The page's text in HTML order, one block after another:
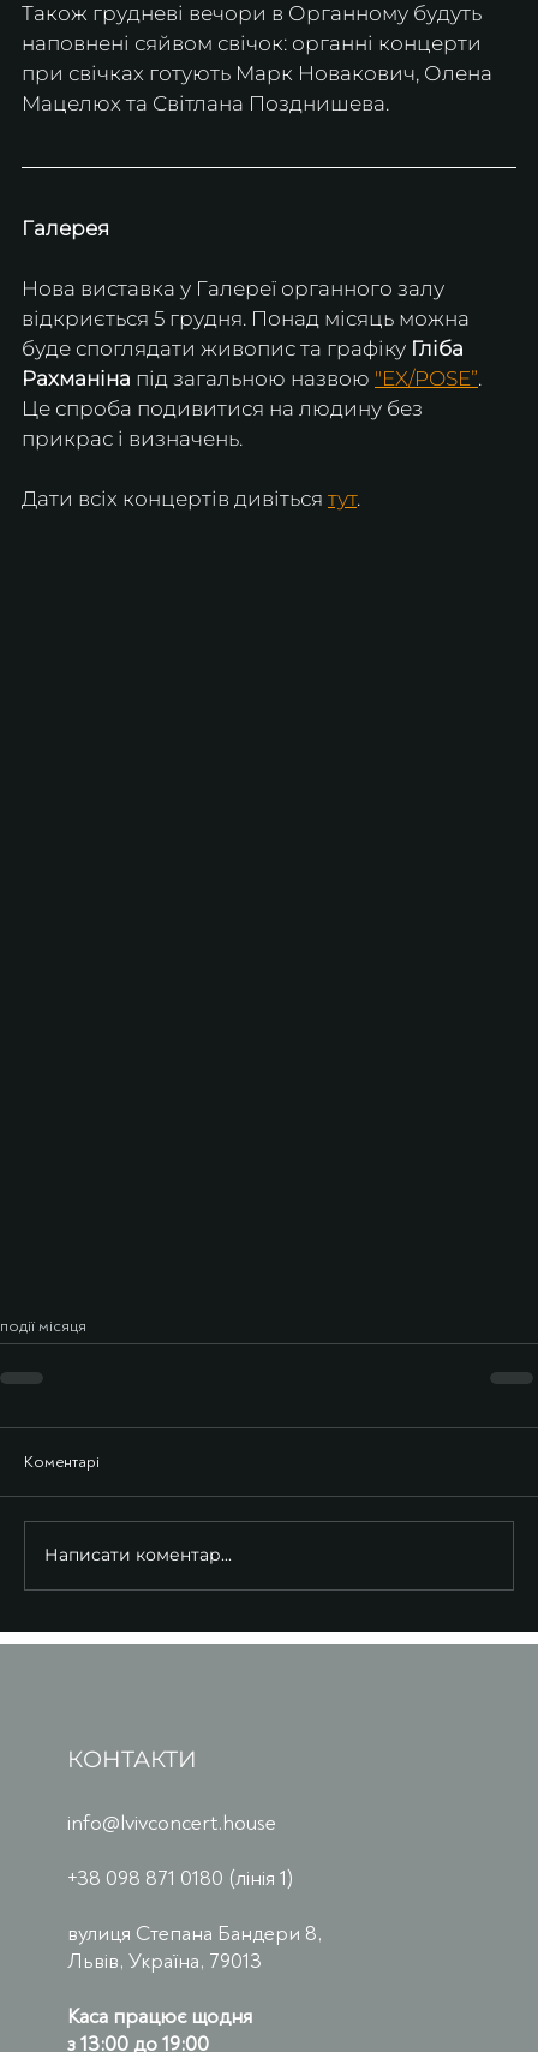
Також грудневі вечори в Органному будуть
наповнені сяйвом свічок: органні концерти
при свічках готують Марк Новакович, Олена
Мацелюх та Світлана Позднишева.
Галерея
Нова виставка у Галереї органного залу
відкриється 5 грудня. Понад місяць можна
буде споглядати живопис та графіку Гліба
Рахманіна під загальною назвою "EX/POSE”.
Це спроба подивитися на людину без
прикрас і визначень.
Дати всіх концертів дивіться тут.
події місяця
Коментарі
Написати коментар...
КОНТАКТИ
info@lvivconcert.house
+38 098 871 0180 (лінія 1)
вулиця Степана Бандери 8,
Львів, Україна, 79013
Каса працює щодня
з 13:00 до 19:00